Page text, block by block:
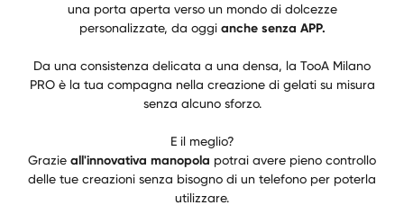
una porta aperta verso un mondo di dolcezze
personalizzate, da oggi anche senza APP.
Da una consistenza delicata a una densa, la TooA Milano
PRO è la tua compagna nella creazione di gelati su misura
senza alcuno sforzo.
E il meglio?
Grazie all'innovativa manopola potrai avere pieno controllo
delle tue creazioni senza bisogno di un telefono per poterla
utilizzare.